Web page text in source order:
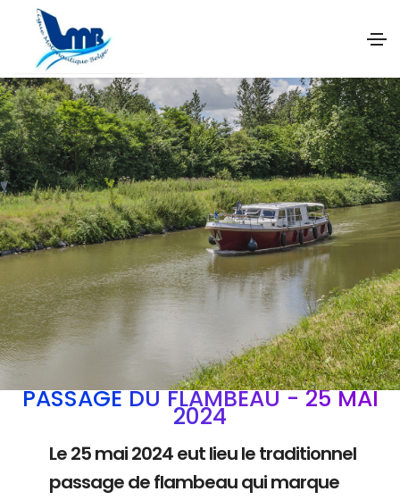
PASSAGE DU FLAMBEAU - 25 MAI
2024
Le 25 mai 2024 eut lieu le traditionnel
passage de flambeau qui marque